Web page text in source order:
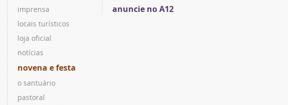
imprensa
locais turísticos
loja oficial
notícias
novena e festa
o santuário
pastoral
anuncie no A12